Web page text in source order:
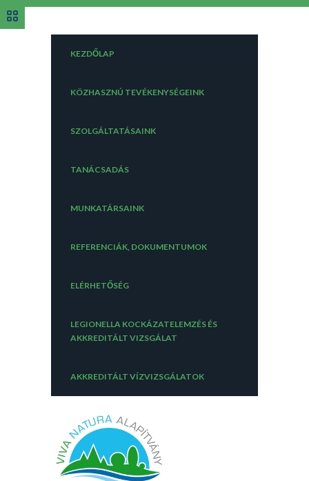
KEZDŐLAP
KÖZHASZNÚ TEVÉKENYSÉGEINK
SZOLGÁLTATÁSAINK
TANÁCSADÁS
MUNKATÁRSAINK
REFERENCIÁK, DOKUMENTUMOK
ELÉRHETŐSÉG
LEGIONELLA KOCKÁZATELEMZÉS ÉS
AKKREDITÁLT VIZSGÁLAT
AKKREDITÁLT VÍZVIZSGÁLATOK